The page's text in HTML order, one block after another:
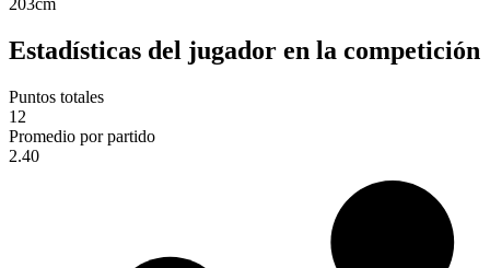
203cm
Estadísticas del jugador en la competición
Puntos totales
12
Promedio por partido
2.40